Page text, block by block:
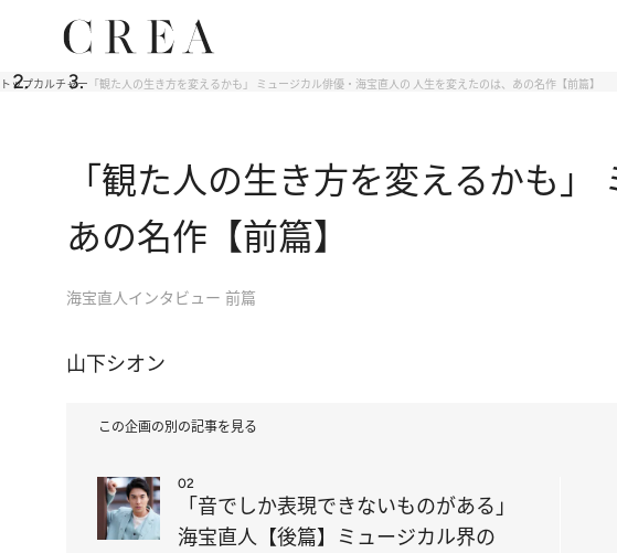
トップカルチャー 「観た人の生き方を変えるかも」 ミュージカル俳優・海宝直人の 人生を変えたのは、あの名作【前篇】
「観た人の生き方を変えるかも
あの名作【前篇】
海宝直人インタビュー 前篇
山下シオン
この企画の別の記事を見る
02
「音でしか表現できないものがある」
海宝直人【後篇】ミュージカル界の